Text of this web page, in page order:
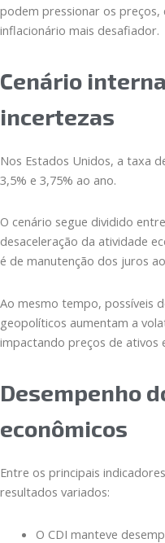
podem pressionar os
inflacionário mais desafiador.
Cenário
incertezas
Nos Estados Unidos, a taxa
3,5% e 3,75% ao ano.
O cenário segue dividido
desaceleração da atividade
é de manutenção dos juros
Ao mesmo tempo, possíveis
geopolíticos aumentam a
impactando preços de ativos
Desempenho
econômicos
Entre os principais
resultados variados:
O CDI manteve